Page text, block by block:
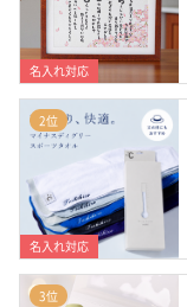
名入れ対応
2位
名入れ対応
3位